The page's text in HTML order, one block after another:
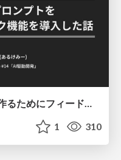
最高のシステムプロンプトを作るためにフィードバック機能を導入した話
1 310